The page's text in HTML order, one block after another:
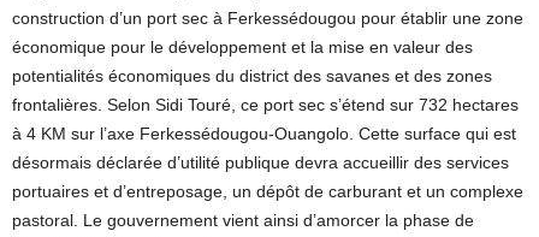
construction d’un port sec à Ferkessédougou pour établir une zone
économique pour le développement et la mise en valeur des
potentialités économiques du district des savanes et des zones
frontalières. Selon Sidi Touré, ce port sec s’étend sur 732 hectares
à 4 KM sur l’axe Ferkessédougou-Ouangolo. Cette surface qui est
désormais déclarée d’utilité publique devra accueillir des services
portuaires et d’entreposage, un dépôt de carburant et un complexe
pastoral. Le gouvernement vient ainsi d’amorcer la phase de